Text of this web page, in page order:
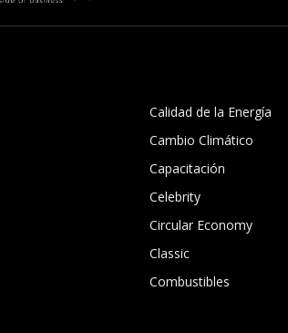
Calidad de la Energía
Cambio Climático
Capacitación
Celebrity
Circular Economy
Classic
Combustibles